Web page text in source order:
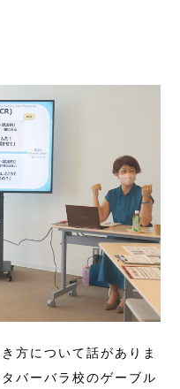
方について話がありま
バーバラ校のゲーブル